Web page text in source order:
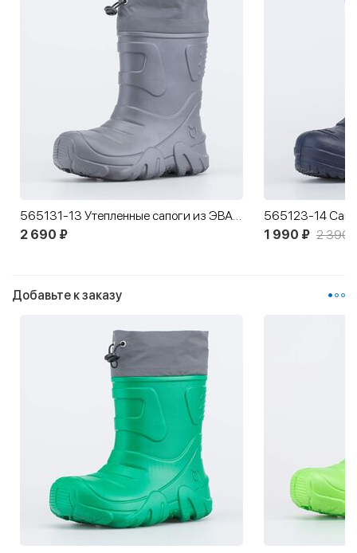
565131-13 Утепленные сапоги из ЭВА серый
2 690 ₽
1 990 ₽ 2 390
Добавьте к заказу